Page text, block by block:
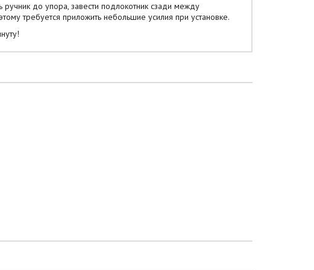
до упора, завести подлокотник сзади между
требуется приложить небольшие усилия при установке.